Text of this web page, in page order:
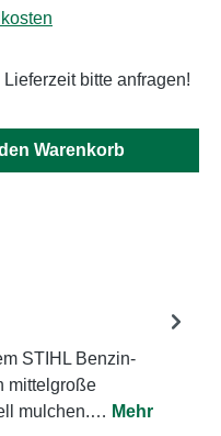
bitte anfragen!
gewünschten
den Warenkorb
STIHL Benzin-
mittelgroße
mulchen.… Mehr